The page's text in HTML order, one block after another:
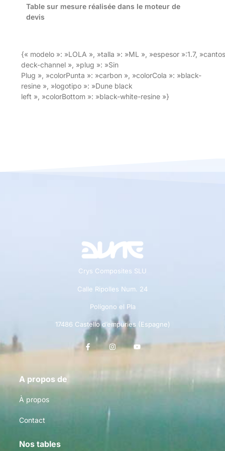
Table sur mesure réalisée dans le moteur de
devis
{« modelo »: »LOLA », »talla »: »ML », »espesor »:1.7,
deck-channel », »plug »: »Sin
Plug », »colorPunta »: »carbon », »colorCola »: »black-
resine », »logotipo »: »Dune black
left », »colorBottom »: »black-white-resine »}
Crys Composites SLU
Calle Ripolles Num. 24
Polígono el Pla
17486 Castello d’empuries (Espagne)
A propos de
À propos
Contact
Nos tables